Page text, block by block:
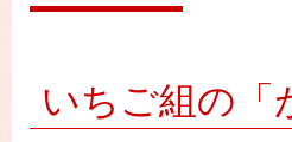
いちご組の「